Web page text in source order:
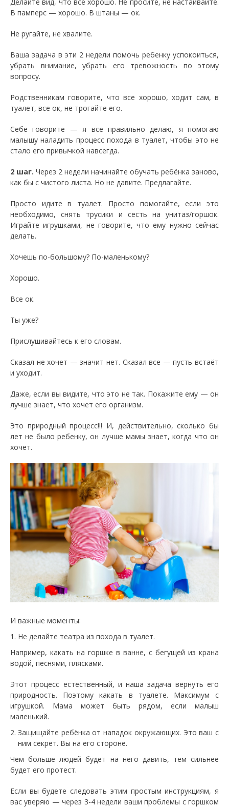
В памперс — хорошо. В штаны — ок.
Не ругайте, не хвалите.
Ваша задача в эти 2 недели помочь ребенку успокоиться,
убрать внимание, убрать его тревожность по этому
вопросу.
Родственникам говорите, что все хорошо, ходит сам, в
туалет, все ок, не трогайте его.
Себе говорите — я все правильно делаю, я помогаю
малышу наладить процесс похода в туалет, чтобы это не
стало его привычкой навсегда.
2 шаг. Через 2 недели начинайте обучать ребёнка заново,
как бы с чистого листа. Но не давите. Предлагайте.
Просто идите в туалет. Просто помогайте, если это
необходимо, снять трусики и сесть на унитаз/горшок.
Играйте игрушками, не говорите, что ему нужно сейчас
делать.
Хочешь по-большому? По-маленькому?
Хорошо.
Все ок.
Ты уже?
Прислушивайтесь к его словам.
Сказал не хочет — значит нет. Сказал все — пусть встаёт
и уходит.
Даже, если вы видите, что это не так. Покажите ему — он
лучше знает, что хочет его организм.
Это природный процесс!!! И, действительно, сколько бы
лет не было ребенку, он лучше мамы знает, когда что он
хочет.
И важные моменты:
Не делайте театра из похода в туалет.
Например, какать на горшке в ванне, с бегущей из крана
водой, песнями, плясками.
Этот процесс естественный, и наша задача вернуть его
природность. Поэтому какать в туалете. Максимум с
игрушкой. Мама может быть рядом, если малыш
маленький.
Защищайте ребёнка от нападок окружающих. Это ваш с
ним секрет. Вы на его стороне.
Чем больше людей будет на него давить, тем сильнее
будет его протест.
Если вы будете следовать этим простым инструкциям, я
вас уверяю — через 3-4 недели ваши проблемы с горшком